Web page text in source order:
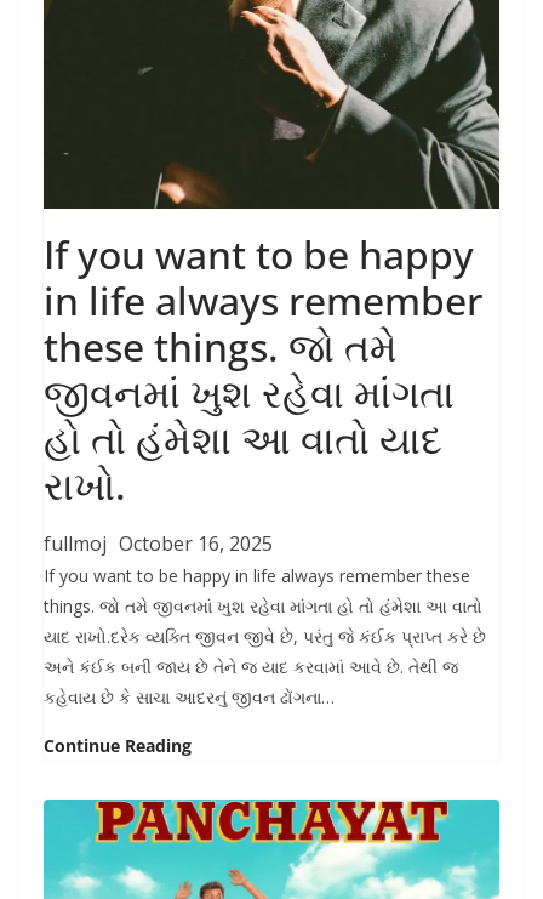
If you want to be happy
in life always remember
these things. જો તમે
જીવનમાં ખુશ રહેવા માંગતા
હો તો હંમેશા આ વાતો યાદ
રાખો.
fullmoj October 16, 2025
If you want to be happy in life always remember these
things. જો તમે જીવનમાં ખુશ રહેવા માંગતા હો તો હંમેશા આ વાતો
યાદ રાખો.દરેક વ્યક્તિ જીવન જીવે છે, પરંતુ જે કંઈક પ્રાપ્ત કરે છે
અને કંઈક બની જાય છે તેને જ યાદ કરવામાં આવે છે. તેથી જ
કહેવાય છે કે સાચા આદરનું જીવન ઢોંગના…
Continue Reading